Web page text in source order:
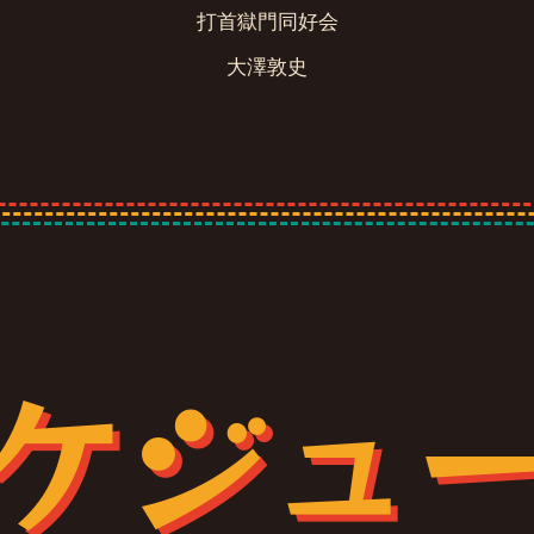
打首獄門同好会
大澤敦史
ジュ